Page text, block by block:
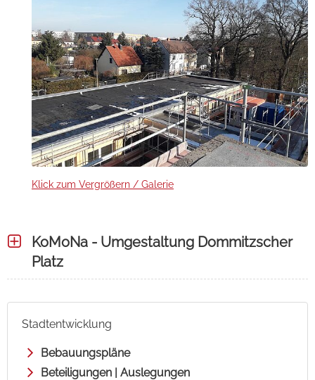
Klick zum Vergrößern / Galerie
KoMoNa - Umgestaltung Dommitzscher
Platz
Stadtentwicklung
Bebauungspläne
Beteiligungen | Auslegungen